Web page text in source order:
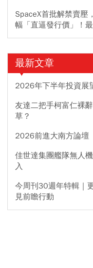
SpaceX首批解禁賣壓
幅「直逼發行價」！
最新文章
2026年下半年投資展
友達二把手柯富仁裸
草？
2026前進大南方論壇
佳世達集團艦隊無人
入
今周刊30週年特輯｜
見前瞻行動